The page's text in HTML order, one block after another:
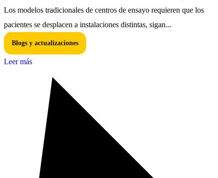
Los modelos tradicionales de centros de ensayo requieren que los
pacientes se desplacen a instalaciones distintas, sigan...
Blogs y actualizaciones
Leer más